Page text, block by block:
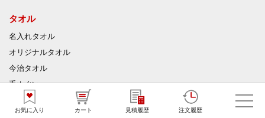
お気に入り カート 見積履歴 注文履歴
タオル
名入れタオル
オリジナルタオル
今治タオル
手ぬぐい
ハンカチ・ミニタオル
ジャガードタオル